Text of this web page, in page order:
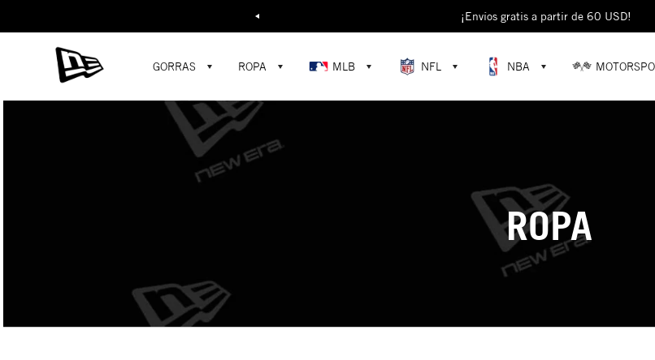
Buscar... ¡Envíos gratis a partir de 60 USD!
GORRAS ROPA MLB NFL NBA
ROPA